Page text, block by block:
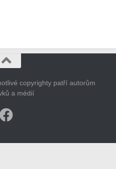
copyrighty patří autorům
a médií